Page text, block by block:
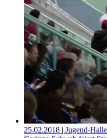
25.02.2018 | Jugend-